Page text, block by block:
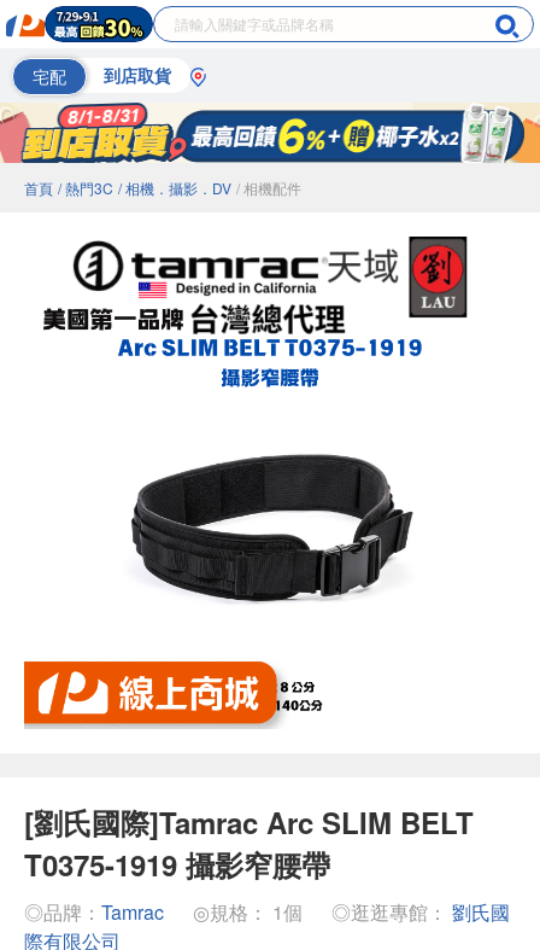
宅配 到店取貨
首頁 / 熱門3C / 相機．攝影．DV / 相機配件
[劉氏國際]Tamrac Arc SLIM BELT
T0375-1919 攝影窄腰帶
◎品牌： Tamrac ◎規格： 1個 ◎逛逛專館： 劉氏國
際有限公司